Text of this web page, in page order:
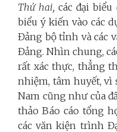
Thứ hai, các đại
biểu ý kiến vào các
Đảng bộ tỉnh và các
Đảng. Nhìn chung,
rất xác thực, thẳng
nhiệm, tâm huyết, vì
Nam cũng như của
thảo Báo cáo tổng
các văn kiện trình